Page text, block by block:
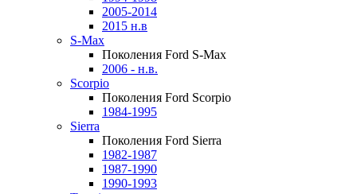
2005-2014
2015 н.в
S-Max
Поколения Ford S-Max
2006 - н.в.
Scorpio
Поколения Ford Scorpio
1984-1995
Sierra
Поколения Ford Sierra
1982-1987
1987-1990
1990-1993